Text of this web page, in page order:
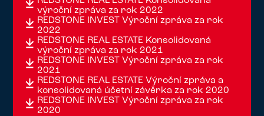
výroční zpráva za rok 2022
REDSTONE INVEST Výroční zpráva za rok
2022
REDSTONE REAL ESTATE Konsolidovaná
výroční zpráva za rok 2021
REDSTONE INVEST Výroční zpráva za rok
2021
REDSTONE REAL ESTATE Výroční zpráva a
konsolidovaná účetní závěrka za rok 2020
REDSTONE INVEST Výroční zpráva za rok
2020